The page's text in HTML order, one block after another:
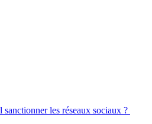
les réseaux sociaux ?